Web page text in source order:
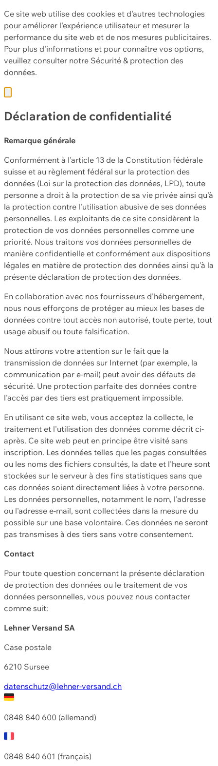
Ce site web utilise des cookies et d'autres technologies
pour améliorer l'expérience utilisateur et mesurer la
performance du site web et de nos mesures publicitaires.
Pour plus d'informations et pour connaître vos options,
veuillez consulter notre Sécurité & protection des
données.
Déclaration de confidentialité
Remarque générale
Conformément à l'article 13 de la Constitution fédérale
suisse et au règlement fédéral sur la protection des
données (Loi sur la protection des données, LPD), toute
personne a droit à la protection de sa vie privée ainsi qu'à
la protection contre l'utilisation abusive de ses données
personnelles. Les exploitants de ce site considèrent la
protection de vos données personnelles comme une
priorité. Nous traitons vos données personnelles de
manière confidentielle et conformément aux dispositions
légales en matière de protection des données ainsi qu'à la
présente déclaration de protection des données.
En collaboration avec nos fournisseurs d'hébergement,
nous nous efforçons de protéger au mieux les bases de
données contre tout accès non autorisé, toute perte, tout
usage abusif ou toute falsification.
Nous attirons votre attention sur le fait que la
transmission de données sur Internet (par exemple, la
communication par e-mail) peut avoir des défauts de
sécurité. Une protection parfaite des données contre
l'accès par des tiers est pratiquement impossible.
En utilisant ce site web, vous acceptez la collecte, le
traitement et l'utilisation des données comme décrit ci-
après. Ce site web peut en principe être visité sans
inscription. Les données telles que les pages consultées
ou les noms des fichiers consultés, la date et l'heure sont
stockées sur le serveur à des fins statistiques sans que
ces données soient directement liées à votre personne.
Les données personnelles, notamment le nom, l'adresse
ou l'adresse e-mail, sont collectées dans la mesure du
possible sur une base volontaire. Ces données ne seront
pas transmises à des tiers sans votre consentement.
Contact
Pour toute question concernant la présente déclaration
de protection des données ou le traitement de vos
données personnelles, vous pouvez nous contacter
comme suit:
Lehner Versand SA
Case postale
6210 Sursee
datenschutz@lehner-versand.ch
0848 840 600 (allemand)
0848 840 601 (français)